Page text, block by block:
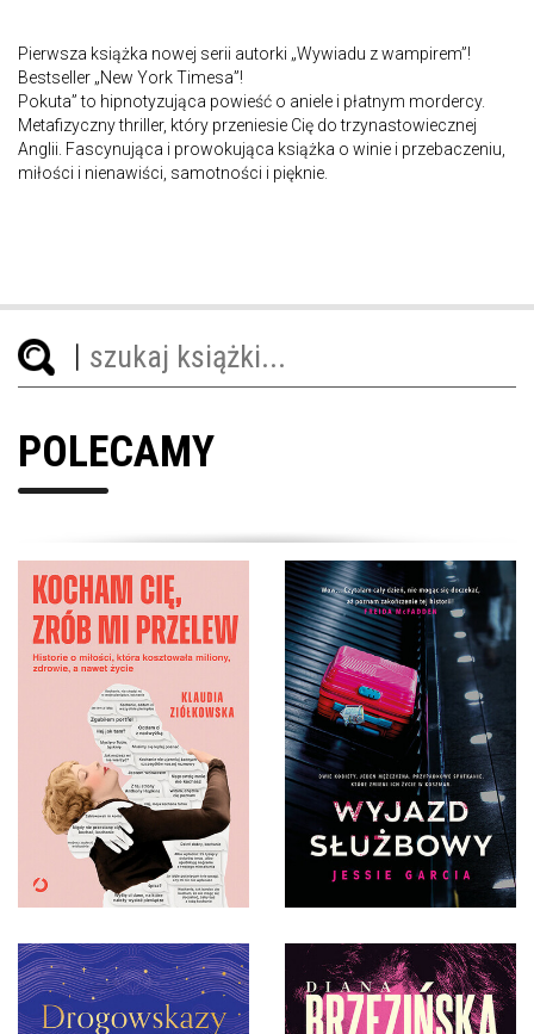
Pierwsza książka nowej serii autorki „Wywiadu z wampirem”!
Bestseller „New York Timesa”!
Pokuta” to hipnotyzująca powieść o aniele i płatnym mordercy.
Metafizyczny thriller, który przeniesie Cię do trzynastowiecznej
Anglii. Fascynująca i prowokująca książka o winie i przebaczeniu,
miłości i nienawiści, samotności i pięknie.
POLECAMY